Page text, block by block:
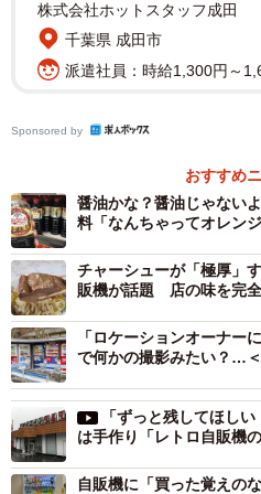
株式会社ホットスタッフ成田
千葉県 成田市
派遣社員：時給1,300円～
Sponsored by
おすすめ
醤油かな？醤油じゃない
料「なんちゃってオレン
チャーシューが「極厚」
販機が話題 店の味を完
「ロケーションオーナー
で何かの撮影みたい？…
「ずっと残してほし
は手作り「レトロ自販機の
自販機に「買った覚えの